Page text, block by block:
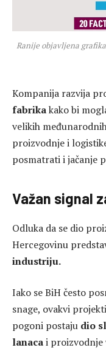
Ranije objavljena
Kompanija razvija
fabrikakako bi
velikih
proizvodnje i
posmatrati i jačanje
Važan signal
Odluka da se dio
Hercegovinu
industriju.
Iako se BiH često
snage, ovakvi
pogoni postaju dio
lanacai proizvodnje